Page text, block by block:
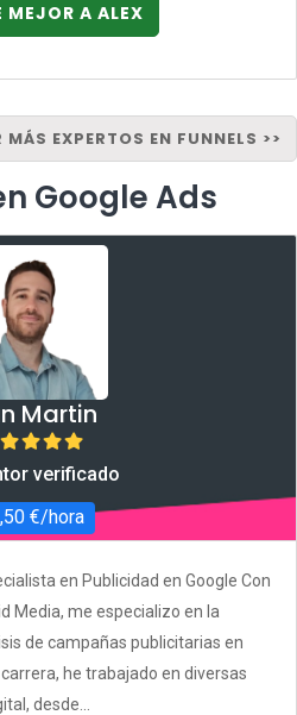
MEJOR A ALEX
MÁS EXPERTOS EN FUNNELS >>
Google Ads
Martin
verificado
€/hora
en Publicidad en Google Con
Media, me especializo en la
de campañas publicitarias en
he trabajado en diversas
desde...